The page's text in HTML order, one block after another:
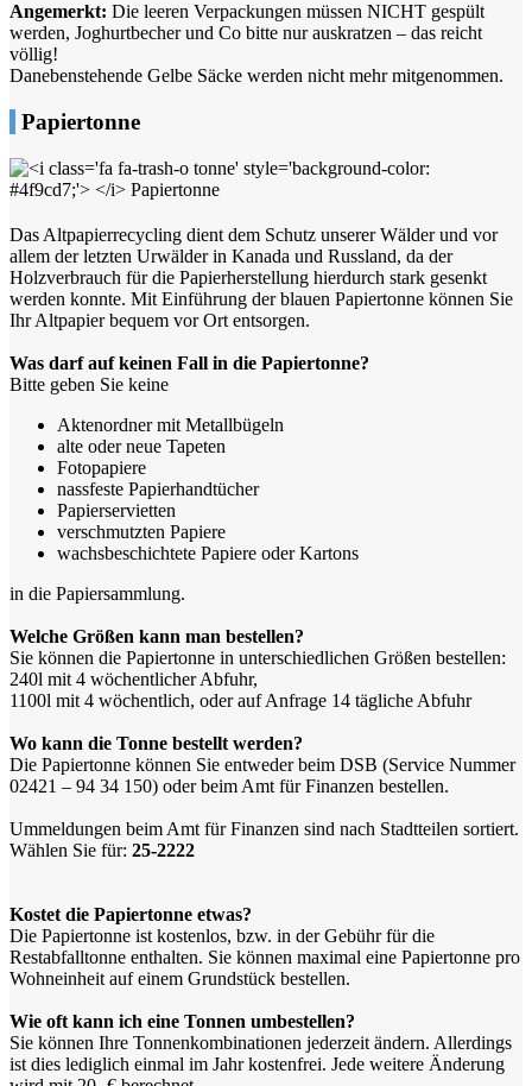
Angemerkt: Die leeren Verpackungen müssen NICHT gespült
werden, Joghurtbecher und Co bitte nur auskratzen – das reicht
völlig!
Danebenstehende Gelbe Säcke werden nicht mehr mitgenommen.
Papiertonne
Das Altpapierrecycling dient dem Schutz unserer Wälder und vor
allem der letzten Urwälder in Kanada und Russland, da der
Holzverbrauch für die Papierherstellung hierdurch stark gesenkt
werden konnte. Mit Einführung der blauen Papiertonne können Sie
Ihr Altpapier bequem vor Ort entsorgen.
Was darf auf keinen Fall in die Papiertonne?
Bitte geben Sie keine
Aktenordner mit Metallbügeln
alte oder neue Tapeten
Fotopapiere
nassfeste Papierhandtücher
Papierservietten
verschmutzten Papiere
wachsbeschichtete Papiere oder Kartons
in die Papiersammlung.
Welche Größen kann man bestellen?
Sie können die Papiertonne in unterschiedlichen Größen bestellen:
240l mit 4 wöchentlicher Abfuhr,
1100l mit 4 wöchentlich, oder auf Anfrage 14 tägliche Abfuhr
Wo kann die Tonne bestellt werden?
Die Papiertonne können Sie entweder beim DSB (Service Nummer
02421 – 94 34 150) oder beim Amt für Finanzen bestellen.
Ummeldungen beim Amt für Finanzen sind nach Stadtteilen sortiert.
Wählen Sie für: 25-2222
Kostet die Papiertonne etwas?
Die Papiertonne ist kostenlos, bzw. in der Gebühr für die
Restabfalltonne enthalten. Sie können maximal eine Papiertonne pro
Wohneinheit auf einem Grundstück bestellen.
Wie oft kann ich eine Tonnen umbestellen?
Sie können Ihre Tonnenkombinationen jederzeit ändern. Allerdings
ist dies lediglich einmal im Jahr kostenfrei. Jede weitere Änderung